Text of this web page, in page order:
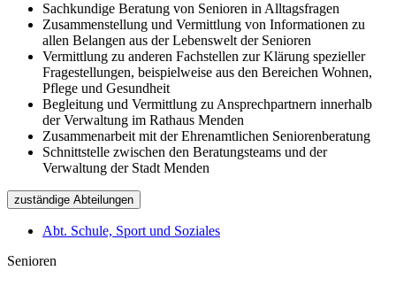
Sachkundige Beratung von Senioren in Alltagsfragen
Zusammenstellung und Vermittlung von Informationen zu
allen Belangen aus der Lebenswelt der Senioren
Vermittlung zu anderen Fachstellen zur Klärung spezieller
Fragestellungen, beispielweise aus den Bereichen Wohnen,
Pflege und Gesundheit
Begleitung und Vermittlung zu Ansprechpartnern innerhalb
der Verwaltung im Rathaus Menden
Zusammenarbeit mit der Ehrenamtlichen Seniorenberatung
Schnittstelle zwischen den Beratungsteams und der
Verwaltung der Stadt Menden
zuständige Abteilungen
Abt. Schule, Sport und Soziales
Senioren